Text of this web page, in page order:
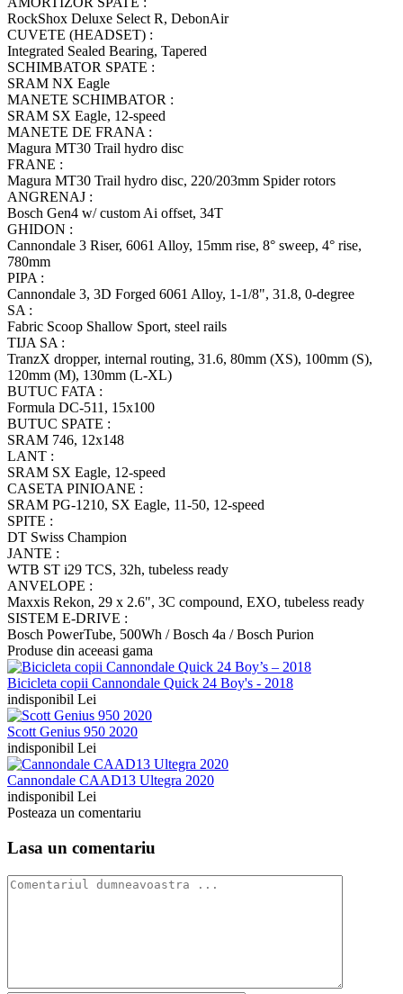
RockShox Deluxe Select R, DebonAir
CUVETE (HEADSET) :
Integrated Sealed Bearing, Tapered
SCHIMBATOR SPATE :
SRAM NX Eagle
MANETE SCHIMBATOR :
SRAM SX Eagle, 12-speed
MANETE DE FRANA :
Magura MT30 Trail hydro disc
FRANE :
Magura MT30 Trail hydro disc, 220/203mm Spider rotors
ANGRENAJ :
Bosch Gen4 w/ custom Ai offset, 34T
GHIDON :
Cannondale 3 Riser, 6061 Alloy, 15mm rise, 8° sweep, 4° rise,
780mm
PIPA :
Cannondale 3, 3D Forged 6061 Alloy, 1-1/8", 31.8, 0-degree
SA :
Fabric Scoop Shallow Sport, steel rails
TIJA SA :
TranzX dropper, internal routing, 31.6, 80mm (XS), 100mm (S),
120mm (M), 130mm (L-XL)
BUTUC FATA :
Formula DC-511, 15x100
BUTUC SPATE :
SRAM 746, 12x148
LANT :
SRAM SX Eagle, 12-speed
CASETA PINIOANE :
SRAM PG-1210, SX Eagle, 11-50, 12-speed
SPITE :
DT Swiss Champion
JANTE :
WTB ST i29 TCS, 32h, tubeless ready
ANVELOPE :
Maxxis Rekon, 29 x 2.6", 3C compound, EXO, tubeless ready
SISTEM E-DRIVE :
Bosch PowerTube, 500Wh / Bosch 4a / Bosch Purion
Produse din aceeasi gama
Bicicleta copii Cannondale Quick 24 Boy's - 2018
indisponibil Lei
Scott Genius 950 2020
indisponibil Lei
Cannondale CAAD13 Ultegra 2020
indisponibil Lei
Posteaza un comentariu
Lasa un comentariu